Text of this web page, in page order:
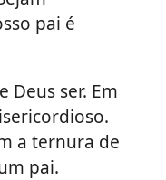
pai é
Deus ser. Em
a ternura de
pai.